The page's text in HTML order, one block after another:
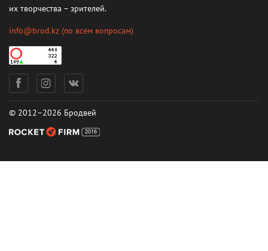
их творчества – зрителей.
info@brod.kz (по всем вопросам)
© 2012–2026 Бродвей